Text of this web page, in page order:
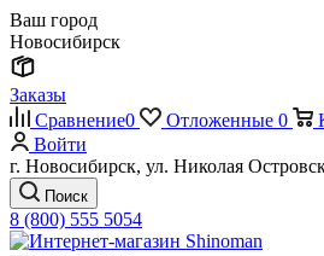
Ваш город
Новосибирск
Заказы
Сравнение0 Отложенные 0
Войти
г. Новосибирск, ул. Николая
Поиск
8 (800) 555 5054